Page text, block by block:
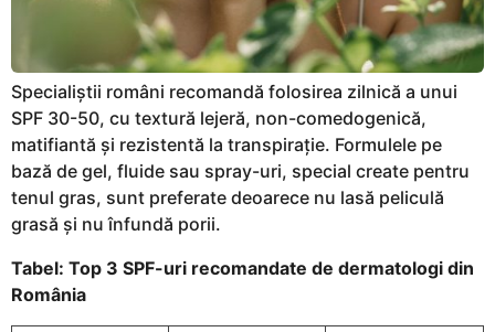
Specialiștii români recomandă folosirea zilnică a unui
SPF 30-50, cu textură lejeră, non-comedogenică,
matifiantă și rezistentă la transpirație. Formulele pe
bază de gel, fluide sau spray-uri, special create pentru
tenul gras, sunt preferate deoarece nu lasă peliculă
grasă și nu înfundă porii.
Tabel: Top 3 SPF-uri recomandate de dermatologi din
România